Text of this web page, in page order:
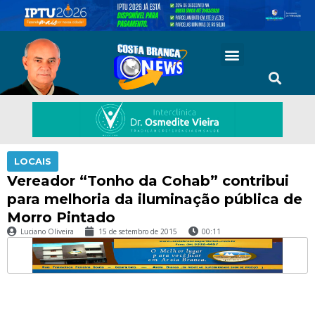
LOCAIS
Vereador “Tonho da Cohab” contribui
para melhoria da iluminação pública de
Morro Pintado
Luciano Oliveira 15 de setembro de 2015 00:11